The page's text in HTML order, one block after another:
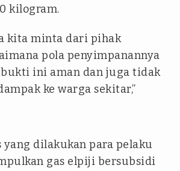
kilogram.
kita minta dari pihak
pola penyimpanannya
bukti ini aman dan juga tidak
ke warga sekitar,”
yang dilakukan para pelaku
gas elpiji bersubsidi